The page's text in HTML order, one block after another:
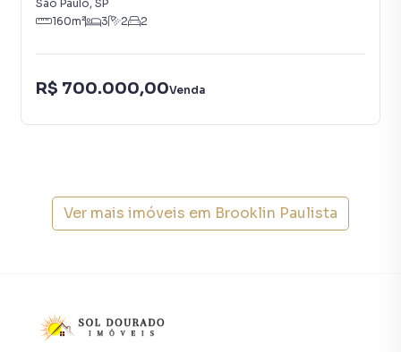
São Paulo, SP
160m² 3 2 2
R$ 700.000,00Venda
Ver mais imóveis em Brooklin Paulista